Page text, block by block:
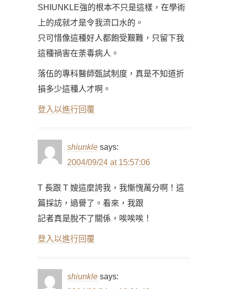
SHIUNKLE強的根本不只是這樣，在學術
上的成就才是令我流口水的。
只可惜像這種好人都飽受艱難，只留下我
這種禍害在荼毒病人。
落伍的專科醫師甄試制度，真是不知道折
損多少這種人才啊。
登入以進行回覆
shiunkle says:
2004/09/24 at 15:57:06
T 長跟 T 嫂這麼誇我，我慚愧萬分啊！這
篇採訪，過譽了。看來，我跟
記者真是脫不了關係，唉唉唉！
登入以進行回覆
shiunkle says: